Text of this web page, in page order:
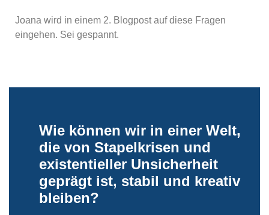
Joana wird in einem 2. Blogpost auf diese Fragen
eingehen. Sei gespannt.
Wie können wir in einer Welt,
die von Stapelkrisen und
existentieller Unsicherheit
geprägt ist, stabil und kreativ
bleiben?